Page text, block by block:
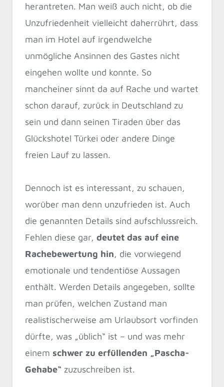
herantreten. Man weiß auch nicht, ob die
Unzufriedenheit vielleicht daherrührt, dass
man im Hotel auf irgendwelche
unmögliche Ansinnen des Gastes nicht
eingehen wollte und konnte. So
mancheiner sinnt da auf Rache und wartet
schon darauf, zurück in Deutschland zu
sein und dann seinen Tiraden über das
Glückshotel Türkei oder andere Dinge
freien Lauf zu lassen.
Dennoch ist es interessant, zu schauen,
worüber man denn unzufrieden ist. Auch
die genannten Details sind aufschlussreich.
Fehlen diese gar, deutet das auf eine
Rachebewertung hin, die vorwiegend
emotionale und tendentiöse Aussagen
enthält. Werden Details angegeben, sollte
man prüfen, welchen Zustand man
realistischerweise am Urlaubsort vorfinden
dürfte, was „üblich“ ist – und was mehr
einem schwer zu erfüllenden „Pascha-
Gehabe“ zuzuschreiben ist.